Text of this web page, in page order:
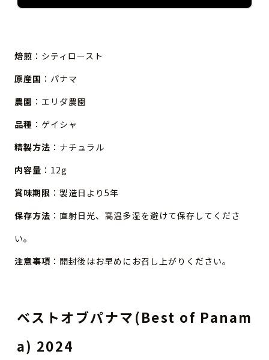
焙煎 ：シティロースト
原産国 ：パナマ
農園 ：エリダ農園
品種 ：ゲイシャ
精製方法 ：ナチュラル
内容量 ：12g
賞味期限 ：製造日より5年
保存方法 ：直射日光、高温多湿を避けて保存してくださ
い。
注意事項 ：開封後はお早めにお召し上がりください。
ベストオブパナマ(Best of Panam
a) 2024